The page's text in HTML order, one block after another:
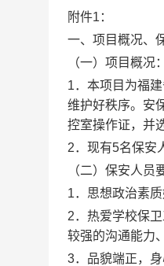
附件1：
一、项目概况、
（一）项目概况：
1． 本项目为福
维护好秩序。安
控室操作证，并
2．现有5名保安
（二）保安人员
1．思想政治素
2．热爱学校保
较强的沟通能力
3．品貌端正，